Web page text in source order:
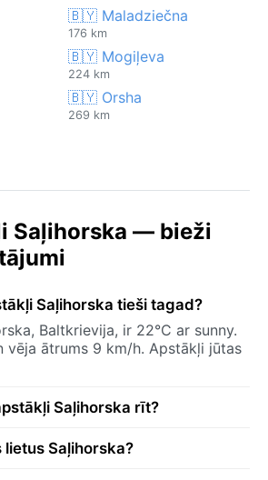
🇧🇾 Maladziečna
176 km
🇧🇾 Mogiļeva
224 km
🇧🇾 Orsha
269 km
Saļihorska — bieži
Saļihorska tieši tagad?
Baltkrievija, ir 22°C ar sunny.
vēja ātrums 9 km/h. Apstākļi jūtas
Saļihorska rīt?
lietus Saļihorska?